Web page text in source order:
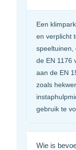
Een
en verplicht
speeltuinen,
de EN 1176
aan de EN
zoals
gebruik te
Wie is